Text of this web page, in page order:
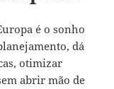
é o sonho
dá
otimizar
abrir mão de